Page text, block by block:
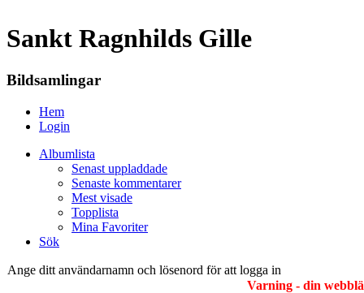
Sankt Ragnhilds Gille
Bildsamlingar
Hem
Login
Albumlista
Senast uppladdade
Senaste kommentarer
Mest visade
Topplista
Mina Favoriter
Sök
Ange ditt användarnamn och lösenord för att logga in
Varning - din